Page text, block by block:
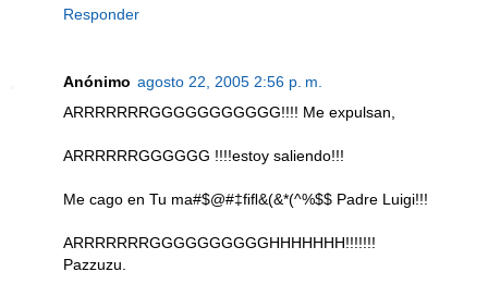
Responder
Anónimo agosto 22, 2005 2:56 p. m.
ARRRRRRRGGGGGGGGGGG!!!! Me expulsan,
ARRRRRRGGGGGG !!!!estoy saliendo!!!
Me cago en Tu ma#$@#‡ﬁﬂ&(&*(^%$$ Padre Luigi!!!
ARRRRRRRGGGGGGGGGGHHHHHHH!!!!!!!
Pazzuzu.